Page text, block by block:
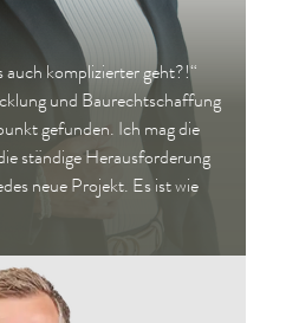
auch komplizierter geht?!“
und Baurechtschaffung
gefunden. Ich mag die
ständige Herausforderung
neue Projekt. Es ist wie